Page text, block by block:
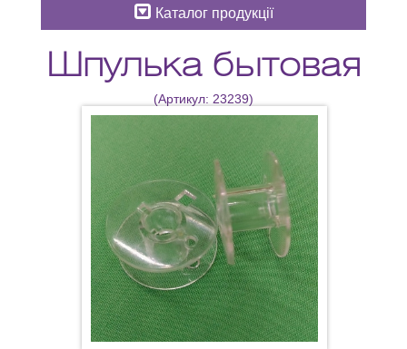
Каталог продукції
Шпулька бытовая
(Артикул: 23239)